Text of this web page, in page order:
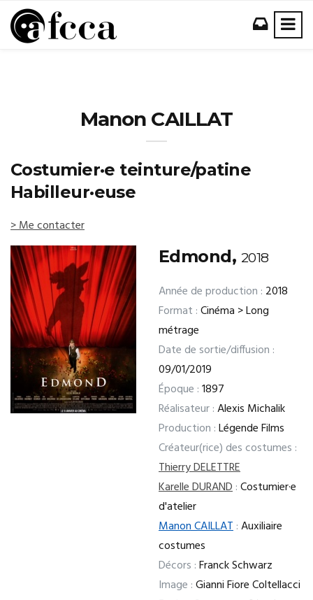
Manon CAILLAT
Costumier·e teinture/patine
Habilleur·euse
> Me contacter
Edmond, 2018
Année de production : 2018
Format :Cinéma > Long
métrage
Date de sortie/diffusion :
09/01/2019
Époque :1897
Réalisateur :Alexis Michalik
Production :Légende Films
Créateur(rice) des costumes :
Thierry DELETTRE
Karelle DURAND:Costumier·e
d'atelier
Manon CAILLAT:Auxiliaire
costumes
Décors :Franck Schwarz
Image :Gianni Fiore Coltellacci